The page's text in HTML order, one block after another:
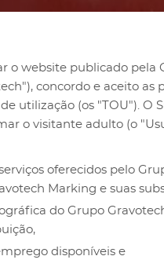
o website publicado pela
concordo e aceito as
utilização (os "TOU"). O
o visitante adulto (o
oferecidos pelo
Marking e suas
do Grupo
disponíveis e